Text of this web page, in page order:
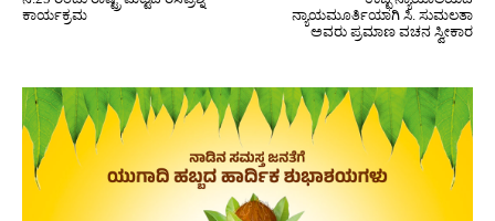
ಕಾರ್ಯಕ್ರಮ
ನ್ಯಾಯಮೂರ್ತಿಯಾಗಿ ಸಿ. ಸುಮಲತಾ
ಅವರು ಪ್ರಮಾಣ ವಚನ ಸ್ವೀಕಾರ